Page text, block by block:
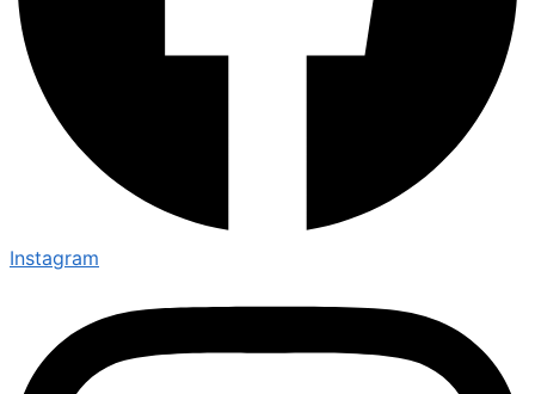
Instagram